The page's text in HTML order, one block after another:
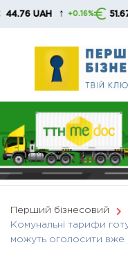
Skip
↑ +0.16% 51.67 UAH
Перший бізнесовий
Комунальні тарифи
можуть оголосити вже